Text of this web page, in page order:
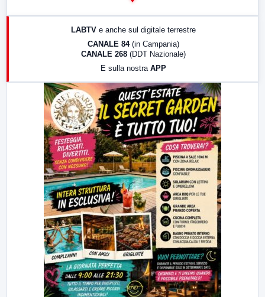
LabNews (replica)
LABTV e anche sul digitale terrestre
CANALE 84 (in Campania)
CANALE 268 (DDT Nazionale)
E sulla nostra APP